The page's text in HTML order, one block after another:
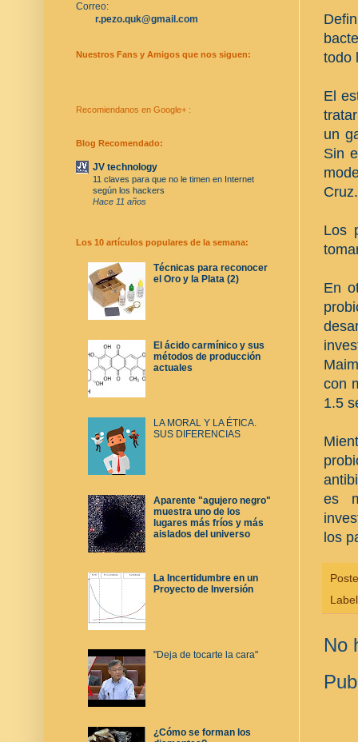
todo
El
un
Sin
Cruz.
Los
En
con
1.5
es
los
No
Correo:
r.pezo.quk@gmail.com
Nuestros Fans y Amigos que nos siguen:
Recomiendanos en Google+ :
Blog Recomendado:
JV technology
11 claves para que no le timen en Internet
según los hackers
Hace 11 años
Los 10 artículos populares de la semana:
Técnicas para reconocer
el Oro y la Plata (2)
El ácido carmínico y sus
métodos de producción
actuales
LA MORAL Y LA ÉTICA.
SUS DIFERENCIAS
Aparente "agujero negro"
muestra uno de los
lugares más fríos y más
aislados del universo
La Incertidumbre en un
Proyecto de Inversión
"Deja de tocarte la cara"
¿Cómo se forman los